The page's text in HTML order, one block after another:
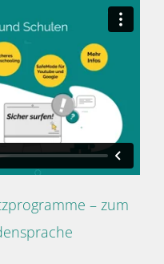
– zum